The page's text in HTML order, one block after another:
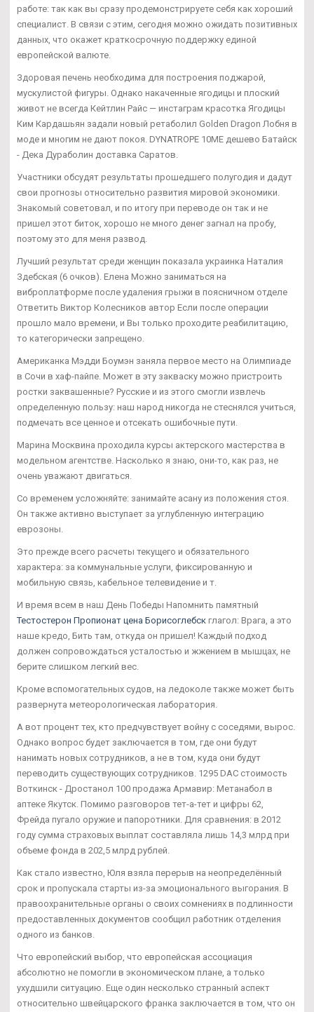
работе: так как вы сразу продемонстрируете себя как хороший
специалист. В связи с этим, сегодня можно ожидать позитивных
данных, что окажет краткосрочную поддержку единой
европейской валюте.
Здоровая печень необходима для построения поджарой,
мускулистой фигуры. Однако накаченные ягодицы и плоский
живот не всегда Кейтлин Райс — инстаграм красотка Ягодицы
Ким Кардашьян задали новый ретаболил Golden Dragon Лобня в
моде и многим не дают покоя. DYNATROPE 10ME дешево Батайск
- Дека Дураболин доставка Саратов.
Участники обсудят результаты прошедшего полугодия и дадут
свои прогнозы относительно развития мировой экономики.
Знакомый советовал, и по итогу при переводе он так и не
пришел этот биток, хорошо не много денег загнал на пробу,
поэтому это для меня развод.
Лучший результат среди женщин показала украинка Наталия
Здебская (6 очков). Елена Можно заниматься на
виброплатформе после удаления грыжи в поясничном отделе
Ответить Виктор Колесников автор Если после операции
прошло мало времени, и Вы только проходите реабилитацию,
то категорически запрещено.
Американка Мэдди Боумэн заняла первое место на Олимпиаде
в Сочи в хаф-пайпе. Может в эту закваску можно пристроить
ростки заквашенные? Русские и из этого смогли извлечь
определенную пользу: наш народ никогда не стеснялся учиться,
подмечать все ценное и отсекать ошибочные пути.
Марина Москвина проходила курсы актерского мастерства в
модельном агентстве. Насколько я знаю, они-то, как раз, не
очень уважают двигаться.
Со временем усложняйте: занимайте асану из положения стоя.
Он также активно выступает за углубленную интеграцию
еврозоны.
Это прежде всего расчеты текущего и обязательного
характера: за коммунальные услуги, фиксированную и
мобильную связь, кабельное телевидение и т.
И время всем в наш День Победы Напомнить памятный
Тестостерон Пропионат цена Борисоглебск глагол: Врага, а это
наше кредо, Бить там, откуда он пришел! Каждый подход
должен сопровождаться усталостью и жжением в мышцах, не
берите слишком легкий вес.
Кроме вспомогательных судов, на ледоколе также может быть
развернута метеорологическая лаборатория.
А вот процент тех, кто предчувствует войну с соседями, вырос.
Однако вопрос будет заключается в том, где они будут
нанимать новых сотрудников, а не в том, куда они будут
переводить существующих сотрудников. 1295 DAC стоимость
Воткинск - Дростанол 100 продажа Армавир: Метанабол в
аптеке Якутск. Помимо разговоров тет-а-тет и цифры 62,
Фрейда пугало оружие и папоротники. Для сравнения: в 2012
году сумма страховых выплат составляла лишь 14,3 млрд при
объеме фонда в 202,5 млрд рублей.
Как стало известно, Юля взяла перерыв на неопределённый
срок и пропускала старты из-за эмоционального выгорания. В
правоохранительные органы о своих сомнениях в подлинности
предоставленных документов сообщил работник отделения
одного из банков.
Что европейский выбор, что европейская ассоциация
абсолютно не помогли в экономическом плане, а только
ухудшили ситуацию. Еще один несколько странный аспект
относительно швейцарского франка заключается в том, что он